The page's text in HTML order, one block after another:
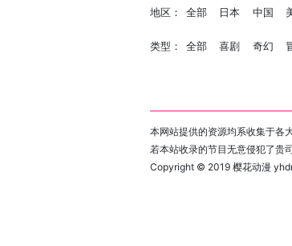
地区： 全部 日本 中国
类型： 全部 喜剧 奇幻
本网站提供的资源均系收集于各
若本站收录的节目无意侵犯了贵
Copyright © 2019 樱花动漫